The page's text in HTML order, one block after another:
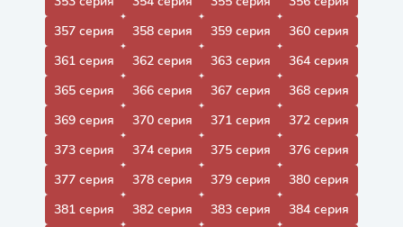
357 серия
358 серия 359 серия
360 серия
361 серия
362 серия 363 серия
364 серия
365 серия
366 серия 367 серия
368 серия
369 серия
370 серия 371 серия
372 серия
373 серия
374 серия 375 серия
376 серия
377 серия
378 серия 379 серия
380 серия
381 серия
382 серия 383 серия
384 серия